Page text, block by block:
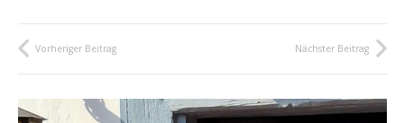
Vorheriger Beitrag Nächster Beitrag